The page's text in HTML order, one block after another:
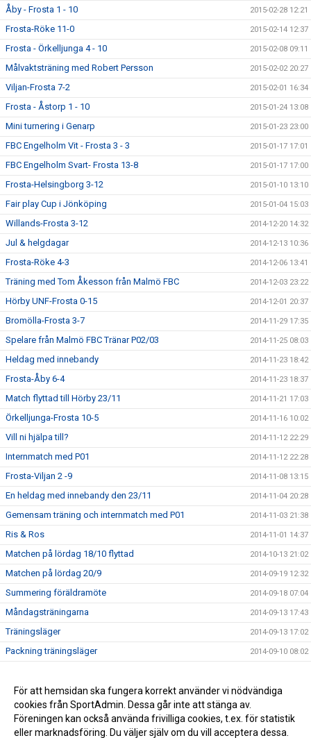
Åby - Frosta 1 - 10 2015-02-28 12:21
Frosta-Röke 11-0 2015-02-14 12:37
Frosta - Örkelljunga 4 - 10 2015-02-08 09:11
Målvaktsträning med Robert Persson 2015-02-02 20:27
Viljan-Frosta 7-2 2015-02-01 16:34
Frosta - Åstorp 1 - 10 2015-01-24 13:08
Mini turnering i Genarp 2015-01-23 23:00
FBC Engelholm Vit - Frosta 3 - 3 2015-01-17 17:01
FBC Engelholm Svart- Frosta 13-8 2015-01-17 17:00
Frosta-Helsingborg 3-12 2015-01-10 13:10
Fair play Cup i Jönköping 2015-01-04 15:03
Willands-Frosta 3-12 2014-12-20 14:32
Jul & helgdagar 2014-12-13 10:36
Frosta-Röke 4-3 2014-12-06 13:41
Träning med Tom Åkesson från Malmö FBC 2014-12-03 23:22
Hörby UNF-Frosta 0-15 2014-12-01 20:37
Bromölla-Frosta 3-7 2014-11-29 17:35
Spelare från Malmö FBC Tränar P02/03 2014-11-25 08:03
Heldag med innebandy 2014-11-23 18:42
Frosta-Åby 6-4 2014-11-23 18:37
Match flyttad till Hörby 23/11 2014-11-21 17:03
Örkelljunga-Frosta 10-5 2014-11-16 10:02
Vill ni hjälpa till? 2014-11-12 22:29
Internmatch med P01 2014-11-12 22:28
Frosta-Viljan 2 -9 2014-11-08 13:15
En heldag med innebandy den 23/11 2014-11-04 20:28
Gemensam träning och internmatch med P01 2014-11-03 21:38
Ris & Ros 2014-11-01 14:37
Matchen på lördag 18/10 flyttad 2014-10-13 21:02
Matchen på lördag 20/9 2014-09-19 12:32
Summering föräldramöte 2014-09-18 07:04
Måndagsträningarna 2014-09-13 17:43
Träningsläger 2014-09-13 17:02
Packning träningsläger 2014-09-10 08:02
Träningsläger 2014-08-24 22:28
Träningsstart 2014-08-24 22:27
För att hemsidan ska fungera korrekt använder vi nödvändiga
cookies från SportAdmin. Dessa går inte att stänga av.
Föreningen kan också använda frivilliga cookies, t.ex. för statistik
eller marknadsföring. Du väljer själv om du vill acceptera dessa.